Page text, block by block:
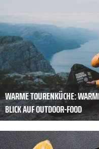
WARME TOURENKÜCHE:
BLICK AUF OUTDOOR-FOOD